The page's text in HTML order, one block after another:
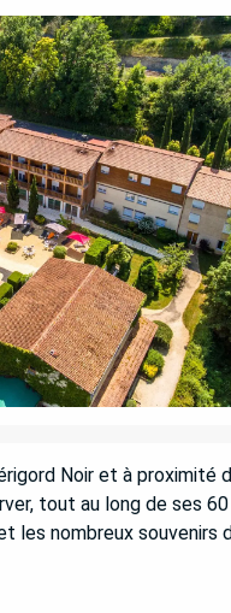
Noir et à proximité
tout au long de ses
les nombreux souvenirs